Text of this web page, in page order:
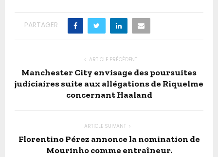
PARTAGER
ARTICLE PRÉCÉDENT
Manchester City envisage des poursuites
judiciaires suite aux allégations de Riquelme
concernant Haaland
ARTICLE SUIVANT
Florentino Pérez annonce la nomination de
Mourinho comme entraîneur.